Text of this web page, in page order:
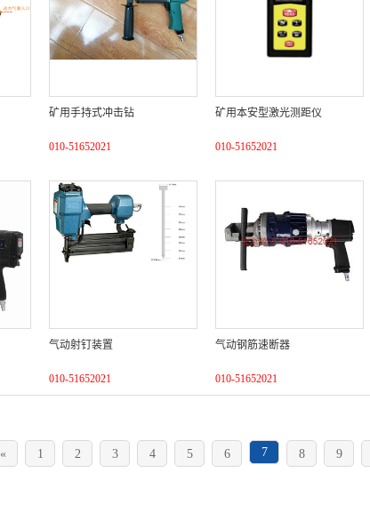
矿用手持式冲击钻
010-51652021
矿用本安型激光测距仪
010-51652021
气动射钉装置
010-51652021
气动钢筋速断器
010-51652021
« 1 2 3 4 5 6 7 8 9